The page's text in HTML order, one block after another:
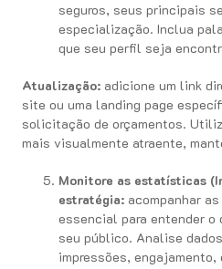
seguros, seus principais
especialização. Inclua
que seu perfil seja
Atualização: adicione um link
site ou uma landing page
solicitação de orçamentos.
mais visualmente atraente,
Monitore as estatísticas
estratégia: acompanhar
essencial para entender o
seu público. Analise
impressões,